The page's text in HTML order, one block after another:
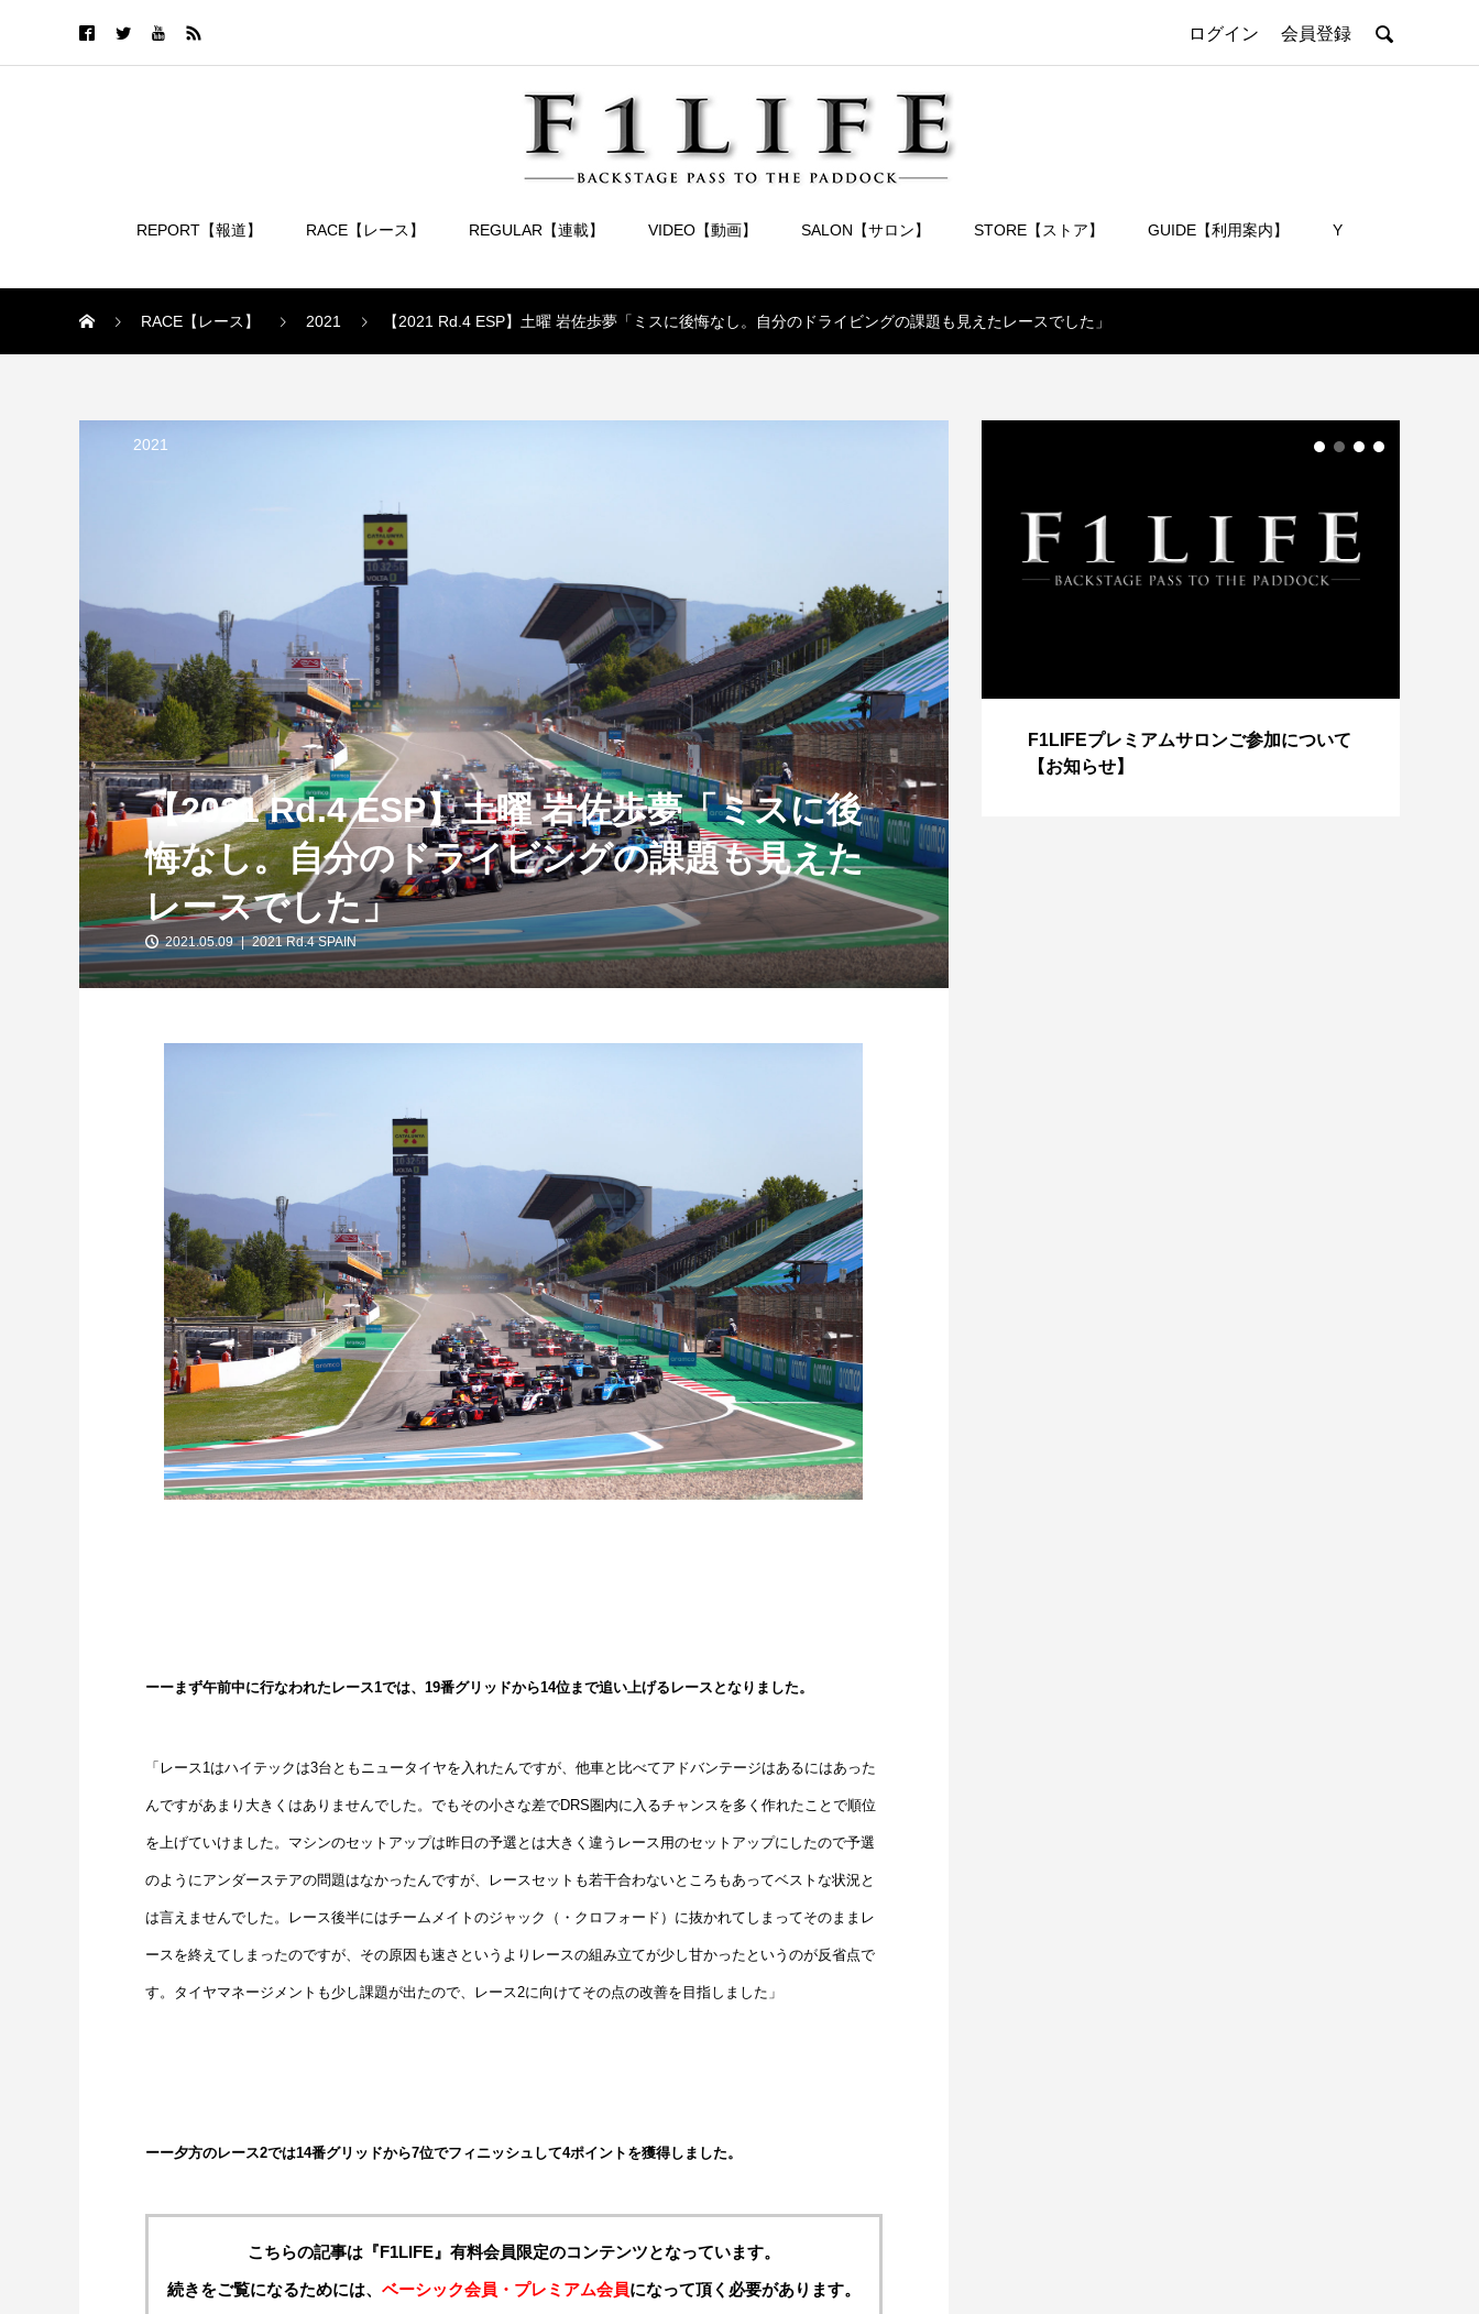
ログイン 会員登録 
REPORT【報道】 RACE【レース】 REGULAR【連載】 VIDEO【動画】 SALON【サロン】 STORE【ストア】 GUIDE【利用案内】 Y
RACE【レース】 2021 【2021 Rd.4 ESP】土曜 岩佐歩夢「ミスに後悔なし。自分のドライビングの課題も見えたレースでした」
2021
【2021 Rd.4 ESP】土曜 岩佐歩夢「ミスに後
悔なし。自分のドライビングの課題も見えた
レースでした」
2021.05.09 2021 Rd.4 SPAIN
ーーまず午前中に行なわれたレース1では、19番グリッドから14位まで追い上げるレースとなりました。
「レース1はハイテックは3台ともニュータイヤを入れたんですが、他車と比べてアドバンテージはあるにはあった
んですがあまり大きくはありませんでした。でもその小さな差でDRS圏内に入るチャンスを多く作れたことで順位
を上げていけました。マシンのセットアップは昨日の予選とは大きく違うレース用のセットアップにしたので予選
のようにアンダーステアの問題はなかったんですが、レースセットも若干合わないところもあってベストな状況と
は言えませんでした。レース後半にはチームメイトのジャック（・クロフォード）に抜かれてしまってそのままレ
ースを終えてしまったのですが、その原因も速さというよりレースの組み立てが少し甘かったというのが反省点で
す。タイヤマネージメントも少し課題が出たので、レース2に向けてその点の改善を目指しました」
ーー夕方のレース2では14番グリッドから7位でフィニッシュして4ポイントを獲得しました。
こちらの記事は『F1LIFE』有料会員限定のコンテンツとなっています。
続きをご覧になるためには、 ベーシック会員・プレミアム会員になって頂く必要があります。
【特別企画】2026年ホンダの現在地
①「アストンマーティンとの交渉4...
【特別記事】レーシングブルズ、
VCARB 02を生み出すファクトリー...
F1LIFEプレミアムサロンご参加について
【お知らせ】